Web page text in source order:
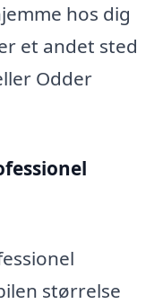
hos dig
et andet sted
Odder
størrelse